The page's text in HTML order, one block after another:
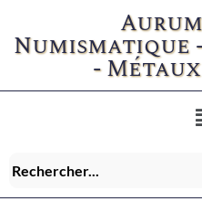
Numismatique
-